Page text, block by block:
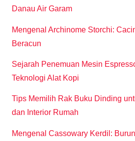
Danau Air Garam
Mengenal Archinome Storchi:
Beracun
Sejarah Penemuan Mesin
Teknologi Alat Kopi
Tips Memilih Rak Buku Dinding
dan Interior Rumah
Mengenal Cassowary Kerdil: